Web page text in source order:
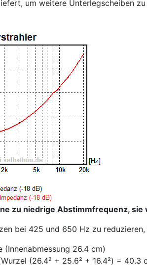
um weitere Unterlegscheiben
zu niedrige Abstimmfrequenz,
bei 425 und 650 Hz zu
26.4 cm)
(26.4² + 25.6² + 16.4²) = 40.3